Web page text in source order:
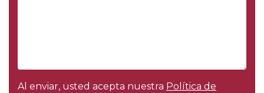
Al enviar, usted acepta nuestra Política de